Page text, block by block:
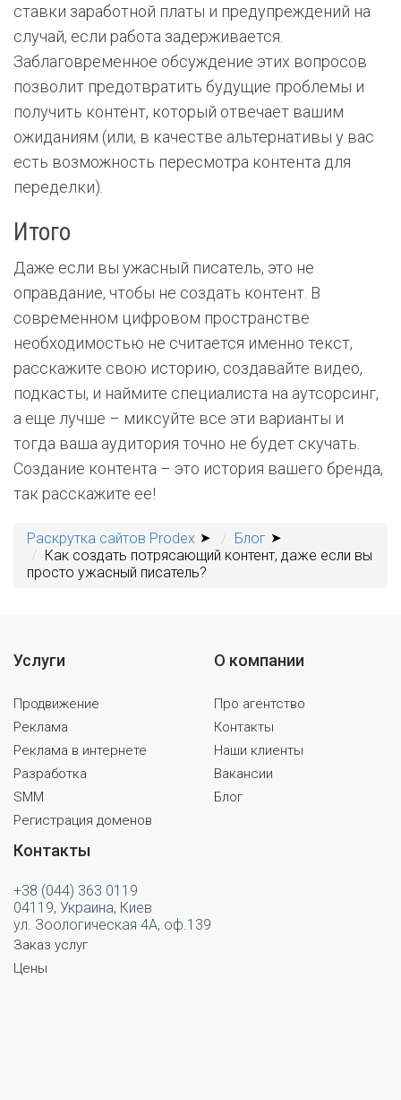
ставки заработной платы и предупреждений на
случай, если работа задерживается.
Заблаговременное обсуждение этих вопросов
позволит предотвратить будущие проблемы и
получить контент, который отвечает вашим
ожиданиям (или, в качестве альтернативы у вас
есть возможность пересмотра контента для
переделки).
Итого
Даже если вы ужасный писатель, это не
оправдание, чтобы не создать контент. В
современном цифровом пространстве
необходимостью не считается именно текст,
расскажите свою историю, создавайте видео,
подкасты, и наймите специалиста на аутсорсинг,
а еще лучше – миксуйте все эти варианты и
тогда ваша аудитория точно не будет скучать.
Создание контента – это история вашего бренда,
так расскажите ее!
Раскрутка сайтов Prodex
Блог
Как создать потрясающий контент, даже если вы
просто ужасный писатель?
Услуги
Продвижение
Реклама
Реклама в интернете
Разработка
SMM
Регистрация доменов
О компании
Про агентство
Контакты
Наши клиенты
Вакансии
Блог
Контакты
+38 (044) 363 0119
04119, Украина, Киев
ул. Зоологическая 4А, оф.139
Заказ услуг
Цены